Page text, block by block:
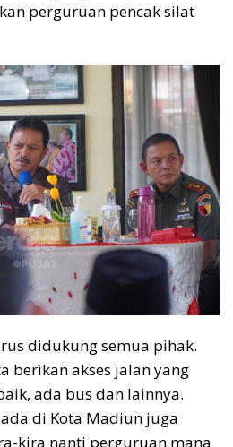
perguruan pencak silat
didukung semua pihak.
berikan akses jalan yang
ada bus dan lainnya.
di Kota Madiun juga
kira nanti perguruan mana